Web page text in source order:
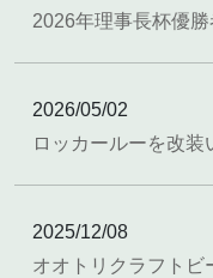
2026年理事長杯優勝
2026/05/02
ロッカールーを改装
2025/12/08
オオトリクラフト